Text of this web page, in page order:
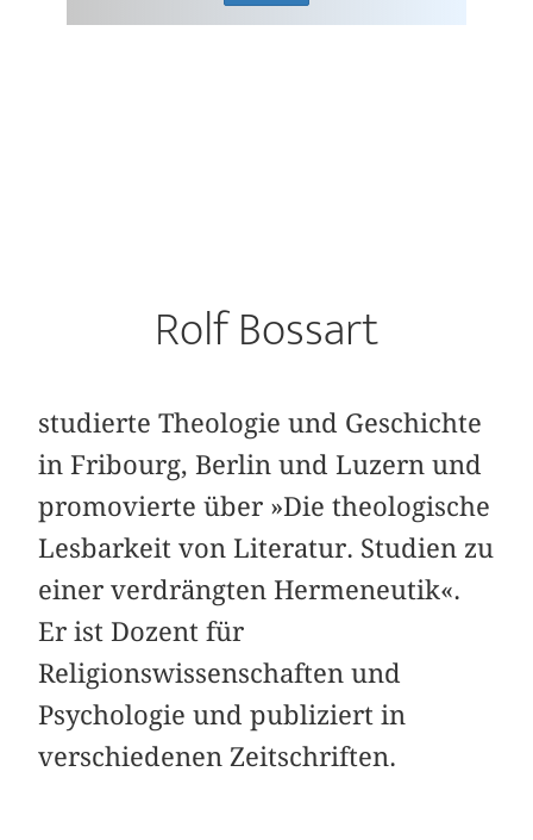
Rolf Bossart
studierte Theologie und Geschichte
in Fribourg, Berlin und Luzern und
promovierte über »Die theologische
Lesbarkeit von Literatur. Studien zu
einer verdrängten Hermeneutik«.
Er ist Dozent für
Religionswissenschaften und
Psychologie und publiziert in
verschiedenen Zeitschriften.